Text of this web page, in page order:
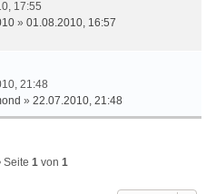
17:55
» 01.08.2010, 16:57
21:48
» 22.07.2010, 21:48
Seite 1von 1